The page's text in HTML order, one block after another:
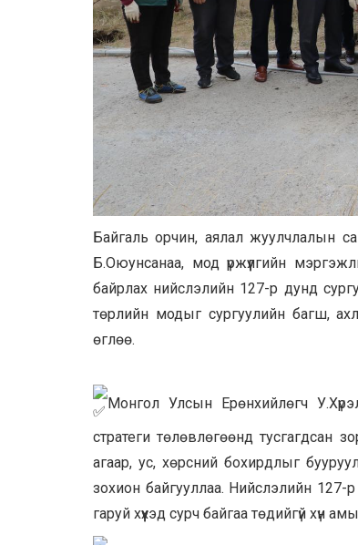
Байгаль орчин, аялал жуулчлалын
Б.Оюунсанаа, мод үржүүлгийн
байрлах нийслэлийн 127-р дунд
төрлийн модыг сургуулийн багш,
өглөө.
Монгол Улсын Ерөнхийлөгч
стратеги төлөвлөгөөнд тусгагдсан
агаар, ус, хөрсний бохирдлыг
зохион байгууллаа. Нийслэлийн 127-р
гаруй хүүхэд сурч байгаа төдийгүй хүн